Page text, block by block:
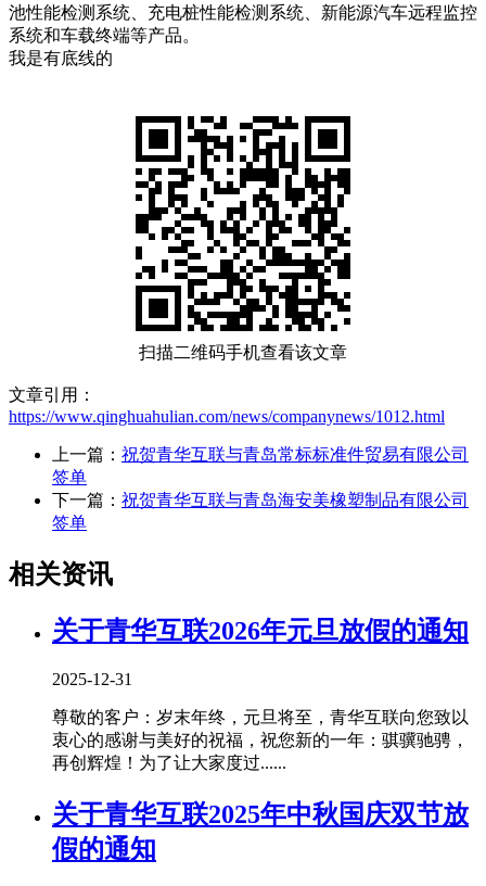
池性能检测系统、充电桩性能检测系统、新能源汽车远程监控
系统和车载终端等产品。
我是有底线的
扫描二维码手机查看该文章
文章引用：
https://www.qinghuahulian.com/news/companynews/1012.html
上一篇： 祝贺青华互联与青岛常标标准件贸易有限公司
签单
下一篇： 祝贺青华互联与青岛海安美橡塑制品有限公司
签单
相关资讯
关于青华互联2026年元旦放假的通知
2025-12-31
尊敬的客户：岁末年终，元旦将至，青华互联向您致以
衷心的感谢与美好的祝福，祝您新的一年：骐骥驰骋，
再创辉煌！为了让大家度过......
关于青华互联2025年中秋国庆双节放
假的通知